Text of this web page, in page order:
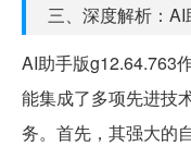
三、深度解析：
AI助手版g12.64.763
能集成了多项先进技
务。首先，其强大的